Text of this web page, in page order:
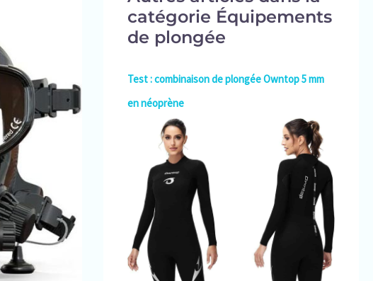
catégorie Équipements
de plongée
Test : combinaison de plongée Owntop 5 mm
en néoprène